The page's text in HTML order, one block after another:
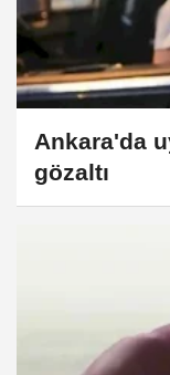
Ankara'da
gözaltı